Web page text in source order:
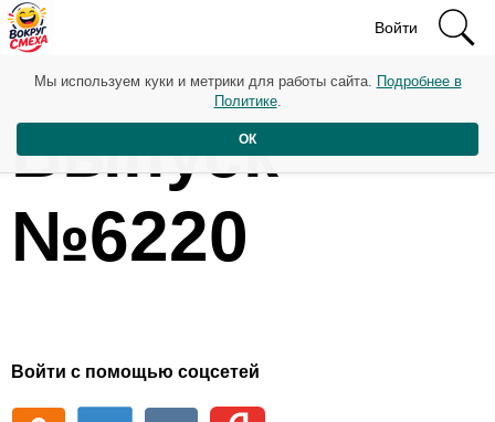
Войти
Выпуск
№6220
Войти с помощью соцсетей
Мы используем куки и метрики для работы сайта. Подробнее в
Политике.
ОК